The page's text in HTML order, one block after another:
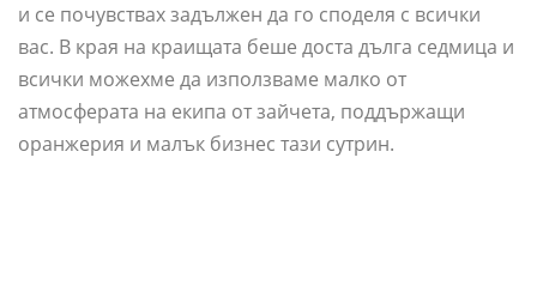
и се почувствах задължен да го споделя с всички
вас. В края на краищата беше доста дълга седмица и
всички можехме да използваме малко от
атмосферата на екипа от зайчета, поддържащи
оранжерия и малък бизнес тази сутрин.